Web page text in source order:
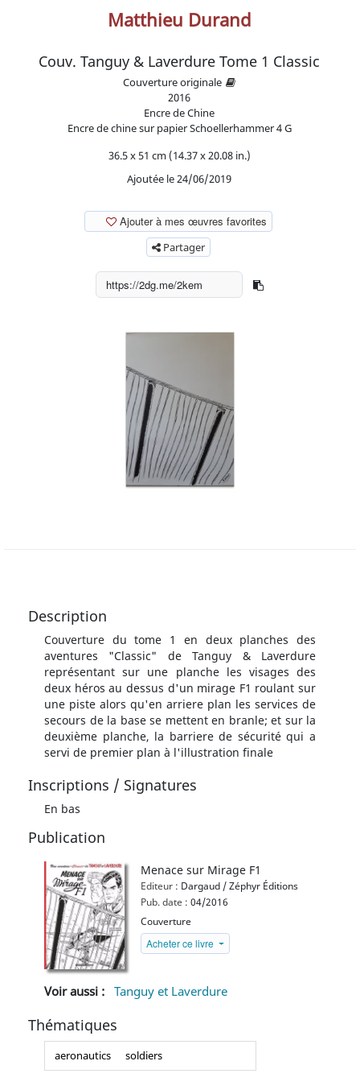
Matthieu Durand
Couv. Tanguy & Laverdure Tome 1 Classic
Couverture originale
2016
Encre de Chine
Encre de chine sur papier Schoellerhammer 4 G
36.5 x 51 cm (14.37 x 20.08 in.)
Ajoutée le 24/06/2019
Ajouter à mes œuvres favorites
Partager
Description
Couverture du tome 1 en deux planches des
aventures "Classic" de Tanguy & Laverdure
représentant sur une planche les visages des
deux héros au dessus d'un mirage F1 roulant sur
une piste alors qu'en arriere plan les services de
secours de la base se mettent en branle; et sur la
deuxième planche, la barriere de sécurité qui a
servi de premier plan à l'illustration finale
Inscriptions / Signatures
En bas
Publication
Menace sur Mirage F1
Editeur : Dargaud / Zéphyr Éditions
Pub. date : 04/2016
Couverture
Acheter ce livre
Voir aussi : Tanguy et Laverdure
Thématiques
aeronautics soldiers